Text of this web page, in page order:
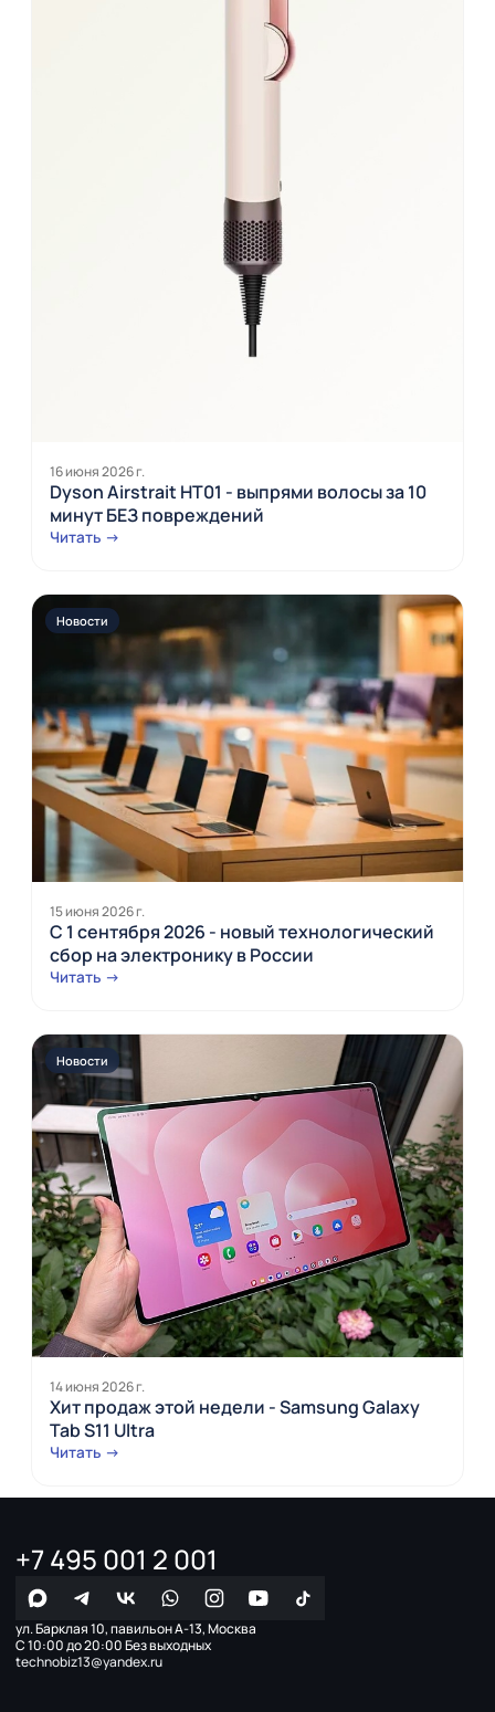
16 июня 2026 г.
Dyson Airstrait HT01 - выпрями волосы за 10
минут БЕЗ повреждений
Читать →
Новости
15 июня 2026 г.
С 1 сентября 2026 - новый технологический
сбор на электронику в России
Читать →
Новости
14 июня 2026 г.
Хит продаж этой недели - Samsung Galaxy
Tab S11 Ultra
Читать →
+7 495 001 2 001
ул. Барклая 10, павильон А-13, Москва
С 10:00 до 20:00 Без выходных
technobiz13@yandex.ru